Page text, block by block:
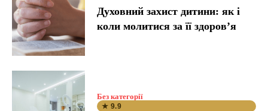
Духовний захист дитини: як і
коли молитися за її здоров’я
Без категорії
★ 9.9